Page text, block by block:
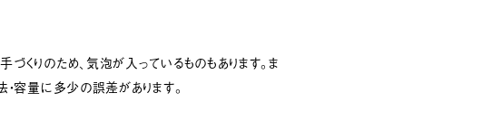
づくりのため、気泡が入っているものもあります。ま
・容量に多少の誤差があります。